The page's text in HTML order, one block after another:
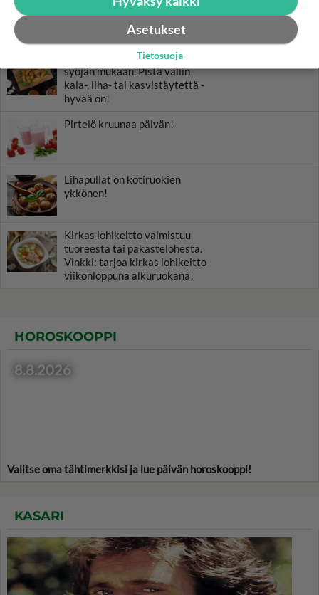
herkullinen suolainen piiras.
Uuniperunat varioituvat
syöjän mukaan. Pistä väliin
kala-, liha- tai kasvistäytettä -
hyvää on!
Pirtelö kruunaa päivän!
Lihapullat on kotiruokien
ykkönen!
Kirkas lohikeitto valmistuu
tuoreesta tai pakastelohesta.
Vinkki: tarjoa kirkas lohikeitto
viikonloppuna alkuruokana!
HOROSKOOPPI
8.8.2026
Valitse oma tähtimerkkisi ja lue päivän horoskooppi!
KASARI
Asetukset
Tietosuoja